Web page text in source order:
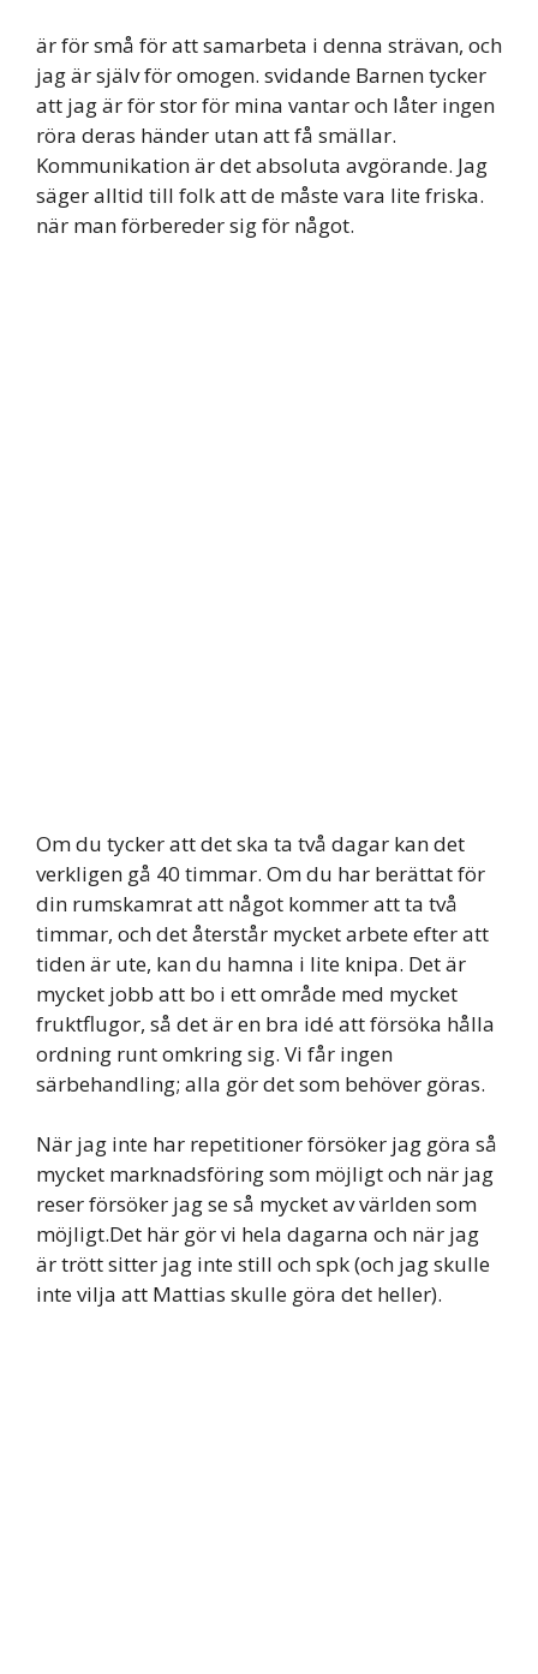
är för små för att samarbeta i denna strävan, och
jag är själv för omogen. svidande Barnen tycker
att jag är för stor för mina vantar och låter ingen
röra deras händer utan att få smällar.
Kommunikation är det absoluta avgörande. Jag
säger alltid till folk att de måste vara lite friska.
när man förbereder sig för något.
Om du tycker att det ska ta två dagar kan det
verkligen gå 40 timmar. Om du har berättat för
din rumskamrat att något kommer att ta två
timmar, och det återstår mycket arbete efter att
tiden är ute, kan du hamna i lite knipa. Det är
mycket jobb att bo i ett område med mycket
fruktflugor, så det är en bra idé att försöka hålla
ordning runt omkring sig. Vi får ingen
särbehandling; alla gör det som behöver göras.
När jag inte har repetitioner försöker jag göra så
mycket marknadsföring som möjligt och när jag
reser försöker jag se så mycket av världen som
möjligt.Det här gör vi hela dagarna och när jag
är trött sitter jag inte still och spk (och jag skulle
inte vilja att Mattias skulle göra det heller).